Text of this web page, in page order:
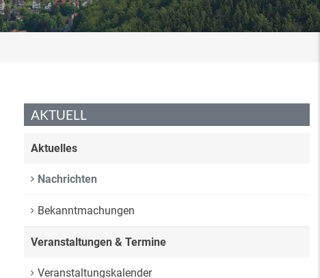
AKTUELL
Aktuelles
Nachrichten
Bekanntmachungen
Veranstaltungen & Termine
Veranstaltungskalender